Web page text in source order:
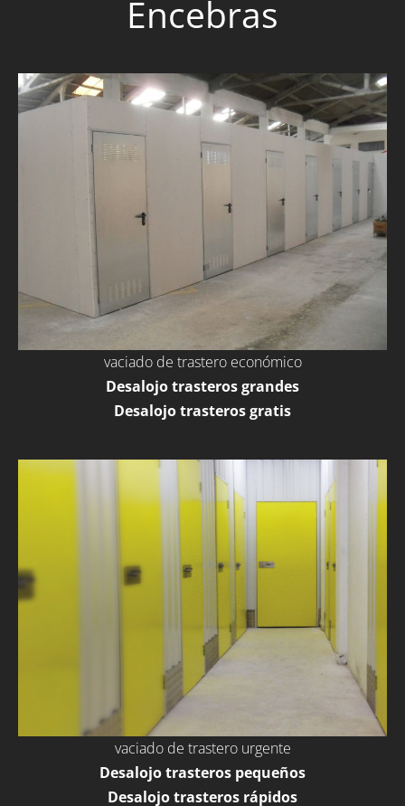
Encebras
vaciado de trastero económico
Desalojo trasteros grandes
Desalojo trasteros gratis
vaciado de trastero urgente
Desalojo trasteros pequeños
Desalojo trasteros rápidos